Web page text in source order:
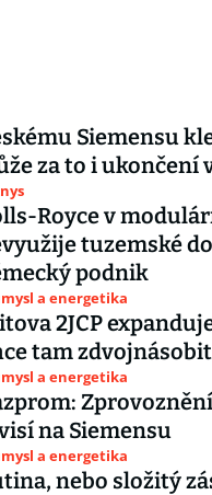
Siemensu
za to i
Royce v
tuzemské
podnik
a energetika
2JCP
tam
a energetika
na Siemensu
a energetika
nebo složitý